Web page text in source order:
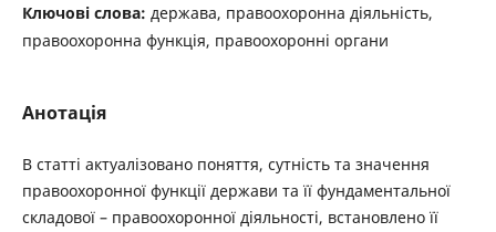
Ключові слова: держава, правоохоронна діяльність,
правоохоронна функція, правоохоронні органи
Анотація
В статті актуалізовано поняття, сутність та значення
правоохоронної функції держави та її фундаментальної
складової – правоохоронної діяльності, встановлено її